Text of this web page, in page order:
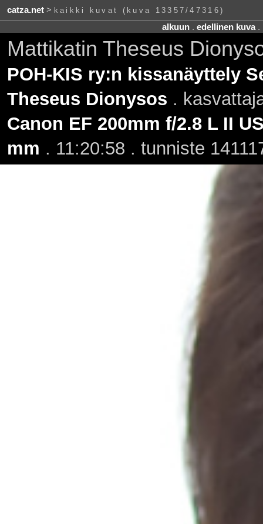
catza.net> kaikki kuvat (kuva 13357/47316)
alkuun. edellinen kuva.
Mattikatin Theseus
POH-KIS ry:n kissanäyttely
Theseus Dionysos .
Canon EF 200mm f/2.8 L II
mm . 11:20:58 . tunniste